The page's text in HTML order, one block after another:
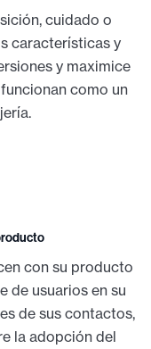
cuidado o
características y
y maximice
como un
con su producto
de usuarios en su
de sus contactos,
la adopción del